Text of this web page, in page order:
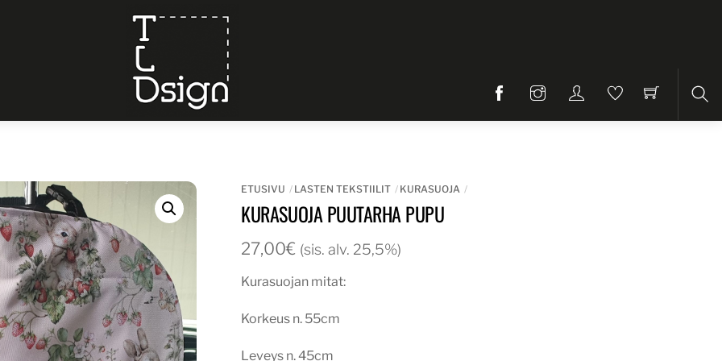
ETUSIVU LASTEN TEKSTIILIT KURASUOJA
KURASUOJA PUUTARHA PUPU
27,00€ (sis. alv. 25,5%)
Kurasuojan mitat:
Korkeus n. 55cm
Leveys n. 45cm